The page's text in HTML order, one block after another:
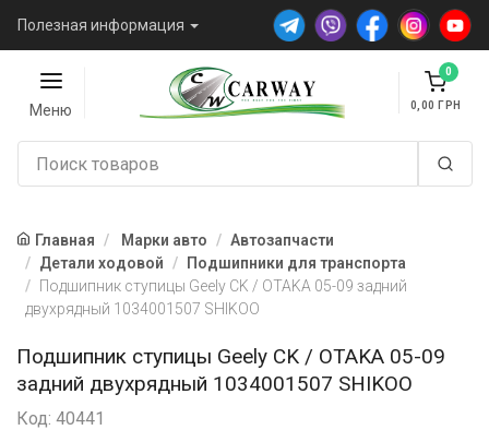
Полезная информация
Меню
0
0,00
Главная Марки авто
Автозапчасти
Детали ходовой
Подшипники для транспорта
Подшипник ступицы Geely CK / OTAKA 05-09 задний
двухрядный 1034001507 SHIKOO
Подшипник ступицы Geely CK / OTAKA 05-09
задний двухрядный 1034001507 SHIKOO
Код: 40441